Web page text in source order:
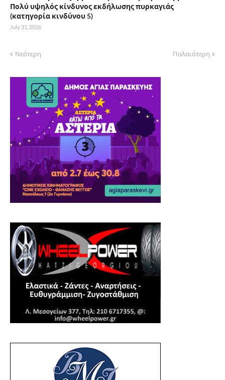
Πολύ υψηλός κίνδυνος εκδήλωσης πυρκαγιάς
(κατηγορία κινδύνου 5)
July 31, 2026
Νεότερη Παλαιότερη